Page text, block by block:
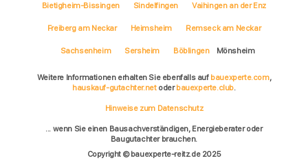
Bietigheim-Bissingen Sindelfingen Vaihingen an der Enz
Freiberg am Neckar Heimsheim Remseck am Neckar
Sachsenheim Sersheim Böblingen Mönsheim
Weitere Informationen erhalten Sie ebenfalls auf bauexperte.com,
hauskauf-gutachter.netoderbauexperte.club.
Hinweise zum Datenschutz
... wenn Sie einen Bausachverständigen, Energieberater oder
Baugutachter brauchen.
Copyright © bauexperte-reitz.de 2025